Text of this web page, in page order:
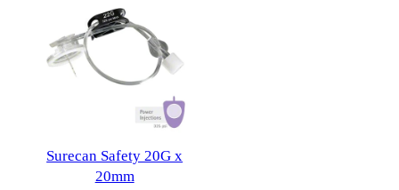
Surecan Safety 20G x
20mm